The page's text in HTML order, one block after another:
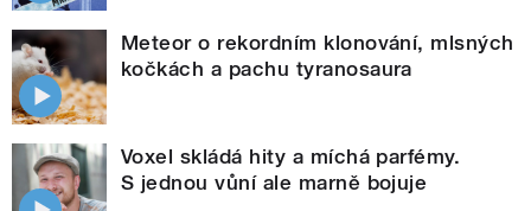
Meteor o rekordním klonování, mlsných
kočkách a pachu tyranosaura
Voxel skládá hity a míchá parfémy.
S jednou vůní ale marně bojuje